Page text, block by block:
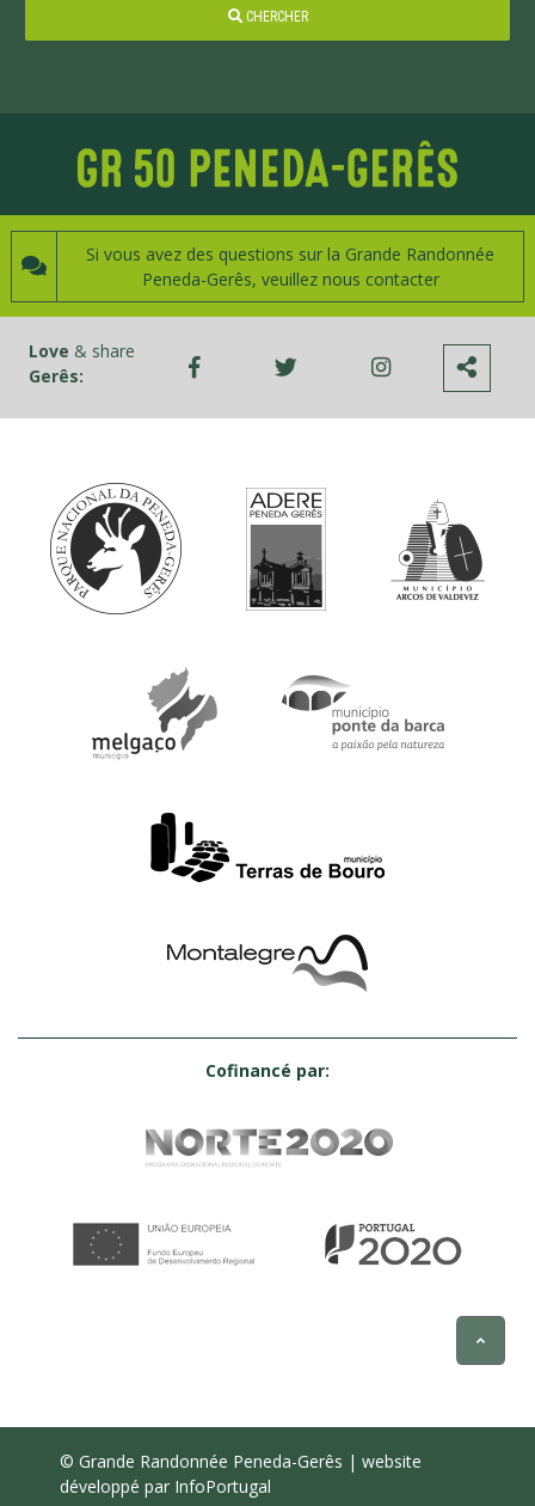
CHERCHER
Si vous avez des questions sur la Grande Randonnée
Peneda-Gerês, veuillez nous contacter
Love & share
Gerês:
Cofinancé par:
© Grande Randonnée Peneda-Gerês | website
développé par InfoPortugal